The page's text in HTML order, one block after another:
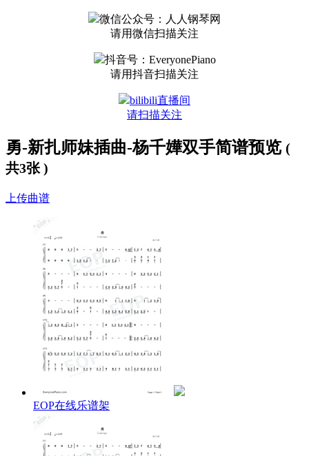
微信公众号：人人钢琴网
请用微信扫描关注
抖音号：EveryonePiano
请用抖音扫描关注
bilibili直播间
请扫描关注
勇-新扎师妹插曲-杨千嬅双手简谱预览 (
共3张 )
上传曲谱
EOP在线乐谱架